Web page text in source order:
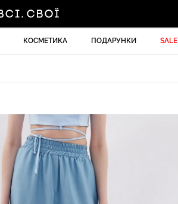
КОСМЕТИКА ПОДАРУНКИ SALE